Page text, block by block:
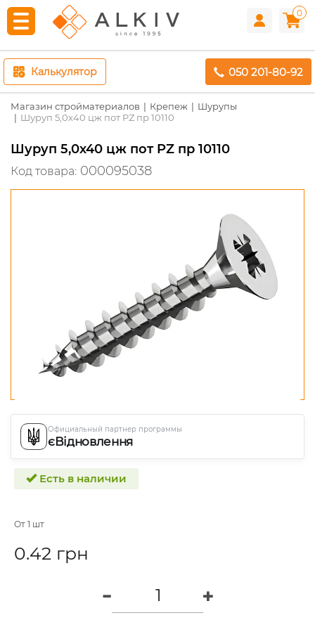
0
Калькулятор 050 201-80-92
Магазин стройматериалов Крепеж
Шурупы
Шуруп 5,0х40 цж пот PZ пр 10110
Шуруп 5,0х40 цж пот PZ пр 10110
Код товара: 000095038
Официальный партнер программы
єВідновлення
Есть в наличии
От 1 шт
0.42 грн